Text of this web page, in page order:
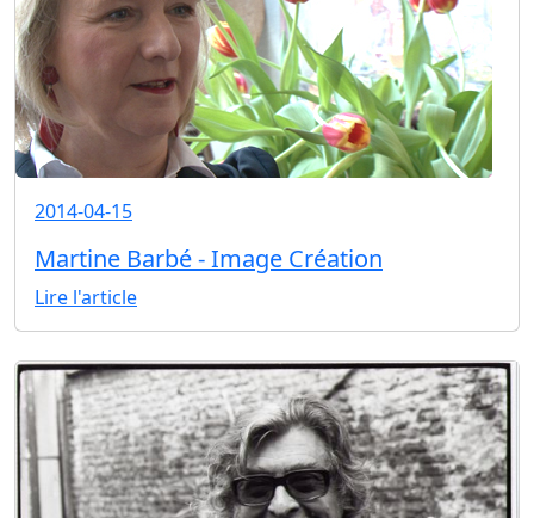
2014-04-15
Martine Barbé - Image Création
Lire l'article